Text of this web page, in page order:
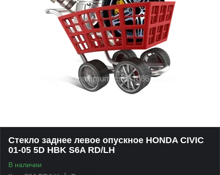
Стекло заднее левое опускное HONDA CIVIC
01-05 5D HBK S6A RD/LH
В наличии